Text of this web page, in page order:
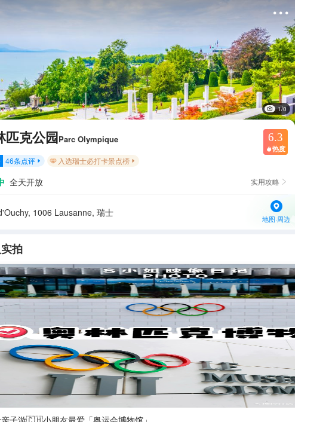

1/0
匹克公园Parc Olympique 6.3
 热度
46条点评  入选瑞士必打卡景点榜 
全天开放 实用攻略 
1006 Lausanne, 瑞士
地图·周边
拍
子游🇨🇭小朋友最爱「奥运会博物馆」